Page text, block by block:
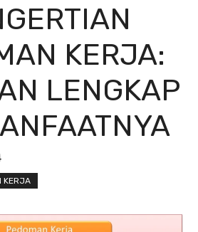
KERJA:
LENGKAP
KERJA